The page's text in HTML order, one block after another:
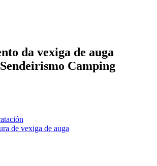
da vexiga de auga
Camping
de vexiga de auga